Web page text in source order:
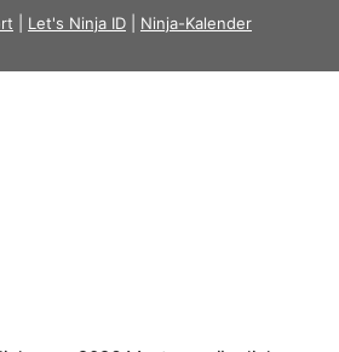
Let's Ninja ID Ninja-Kalender